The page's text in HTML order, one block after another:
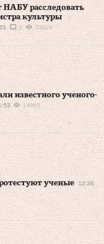
НАБУ расследовать
культуры
2 33028
известного ученого-
19985
ученые
12:36